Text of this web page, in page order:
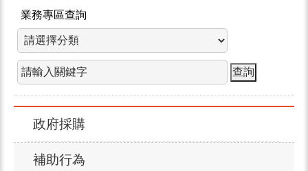
業務專區查詢
政府採購
補助行為